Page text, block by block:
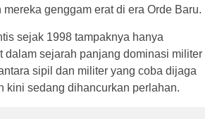
genggam erat di era Orde Baru.
sejak 1998 tampaknya hanya
dalam sejarah panjang dominasi militer
sipil dan militer yang coba dijaga
kini sedang dihancurkan perlahan.